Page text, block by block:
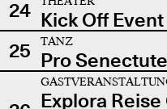
24 Kick Off
25
TANZ
Pro
Explora